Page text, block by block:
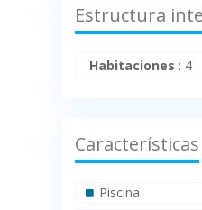
Estructura
Habitaciones : 4
Características
Piscina